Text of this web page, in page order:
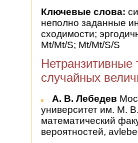
Ключевые слова:
неполно заданные
сходимости;
Mt/Mt/S; Mt/Mt/S/S
случайных
А. В. Лебедев
университет им. М.
математический
вероятностей,